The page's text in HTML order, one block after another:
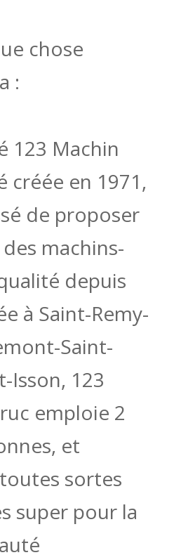
chose
:
123 Machin
créée en 1971,
de proposer
machins-
depuis
à Saint-Remy-
Saint-
Isson, 123
emploie 2
et
sortes
super pour la